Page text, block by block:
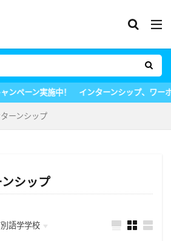
ターンシップ、ワーホリ、留学も全てマイ
ーンシップ
シップ
語学学校